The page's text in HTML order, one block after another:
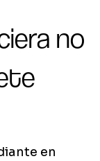
no
en